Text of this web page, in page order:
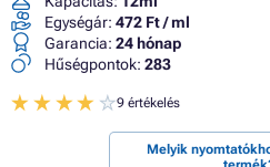
Egységár: 472 Ft / ml
Garancia: 24 hónap
Hűségpontok: 283
9 értékelés
Melyik